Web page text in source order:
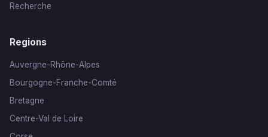
Recherche
Regions
Auvergne-Rhône-Alpes
Bourgogne-Franche-Comté
Bretagne
Centre-Val de Loire